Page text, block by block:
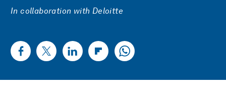
In collaboration with Deloitte